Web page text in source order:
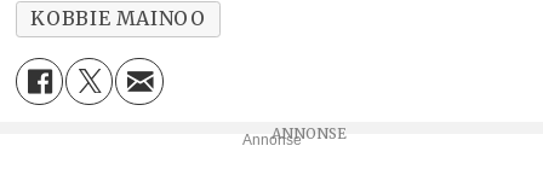
KOBBIE MAINOO
Annonse